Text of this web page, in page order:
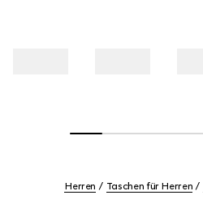
Herren Taschen für Herren